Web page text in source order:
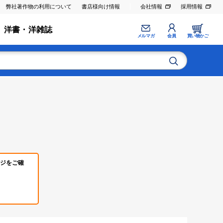
弊社著作物の利用について 書店様向け情報 会社情報 採用情報
洋書・洋雑誌
メルマガ 会員 買い物かご
をご確